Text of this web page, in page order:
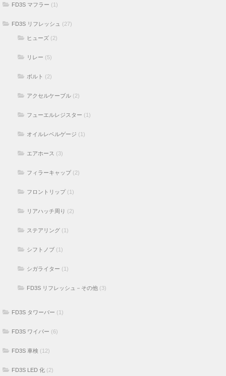
FD3S マフラー (1)
FD3S リフレッシュ (27)
ヒューズ (2)
リレー (5)
ボルト (2)
アクセルケーブル (2)
フューエルレジスター (1)
オイルレベルゲージ (1)
エアホース (3)
フィラーキャップ (2)
フロントリップ (1)
リアハッチ周り (2)
ステアリング (1)
シフトノブ (1)
シガライター (1)
FD3S リフレッシュ－その他 (3)
FD3S タワーバー (1)
FD3S ワイパー (6)
FD3S 車検 (12)
FD3S LED 化 (2)